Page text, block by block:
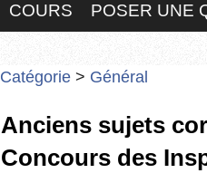
COURS POSER UNE
Catégorie > Général
Anciens sujets
Concours des